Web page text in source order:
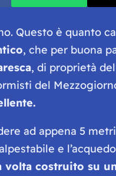
Questo è quanto
, che per buona
, di proprietà
del
ad appena 5
e
volta costruito su